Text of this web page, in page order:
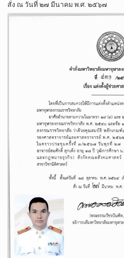
สั่ง ณ วันที่ ๒๗ มีนาคม พ.ศ. ๒๕๖๗